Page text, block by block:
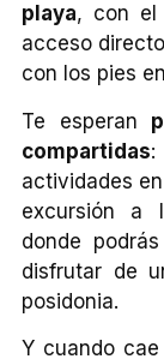
playa, con el
acceso
con los pies
Te esperan
compartidas:
actividades
excursión a
donde
disfrutar de
posidonia.
Y cuando